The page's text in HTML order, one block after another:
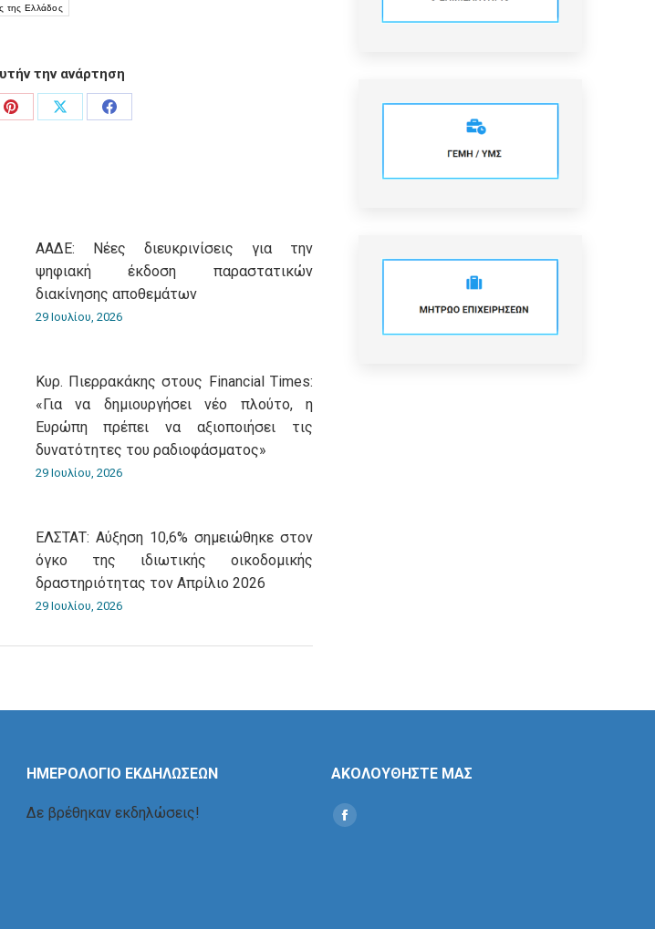
της Ελλάδος
την ανάρτηση
Share
Share
Share
ΑΑΔΕ: Νέες διευκρινίσεις για την
ψηφιακή έκδοση παραστατικών
διακίνησης αποθεμάτων
29 Ιουλίου, 2026
Κυρ. Πιερρακάκης στους Financial Times:
«Για να δημιουργήσει νέο πλούτο, η
Ευρώπη πρέπει να αξιοποιήσει τις
δυνατότητες του ραδιοφάσματος»
29 Ιουλίου, 2026
ΕΛΣΤΑΤ: Αύξηση 10,6% σημειώθηκε στον
όγκο της ιδιωτικής οικοδομικής
δραστηριότητας τον Απρίλιο 2026
29 Ιουλίου, 2026
ΗΜΕΡΟΛΟΓΙΟ ΕΚΔΗΛΩΣΕΩΝ
Δε βρέθηκαν εκδηλώσεις!
ΑΚΟΛΟΥΘΗΣΤΕ ΜΑΣ
Find us on:
Social